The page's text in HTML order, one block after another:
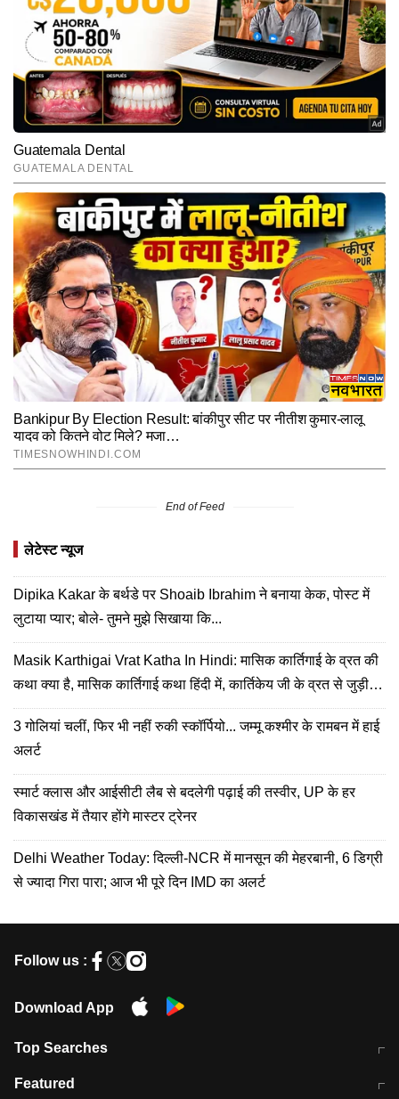
End of Feed
लेटेस्ट न्यूज
Dipika Kakar के बर्थडे पर Shoaib Ibrahim ने बनाया केक, पोस्ट में
लुटाया प्यार; बोले- तुमने मुझे सिखाया कि...
Masik Karthigai Vrat Katha In Hindi: मासिक कार्तिगाई के व्रत की
कथा क्या है, मासिक कार्तिगाई कथा हिंदी में, कार्तिकेय जी के व्रत से जुड़ी
कहानी
3 गोलियां चलीं, फिर भी नहीं रुकी स्कॉर्पियो... जम्मू कश्मीर के रामबन में हाई
अलर्ट
स्मार्ट क्लास और आईसीटी लैब से बदलेगी पढ़ाई की तस्वीर, UP के हर
विकासखंड में तैयार होंगे मास्टर ट्रेनर
Delhi Weather Today: दिल्ली-NCR में मानसून की मेहरबानी, 6 डिग्री
से ज्यादा गिरा पारा; आज भी पूरे दिन IMD का अलर्ट
Follow us :
Download App
Top Searches
मुंबई में लगे 'जेन जी' के पोस्टर, लिखा- 'मैं
Featured